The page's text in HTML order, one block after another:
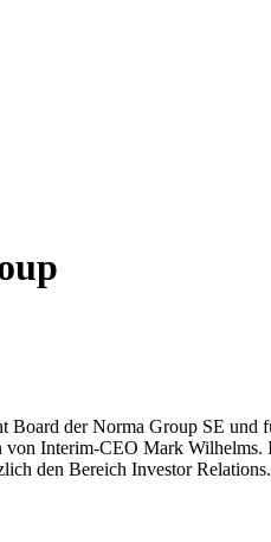
der Norma Group SE und
Interim-CEO Mark
den Bereich Investor